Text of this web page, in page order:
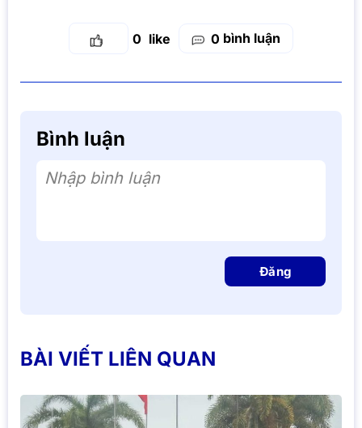
0 0 bình luận
Bình luận
Nhập bình luận
Đăng
BÀI VIẾT LIÊN QUAN